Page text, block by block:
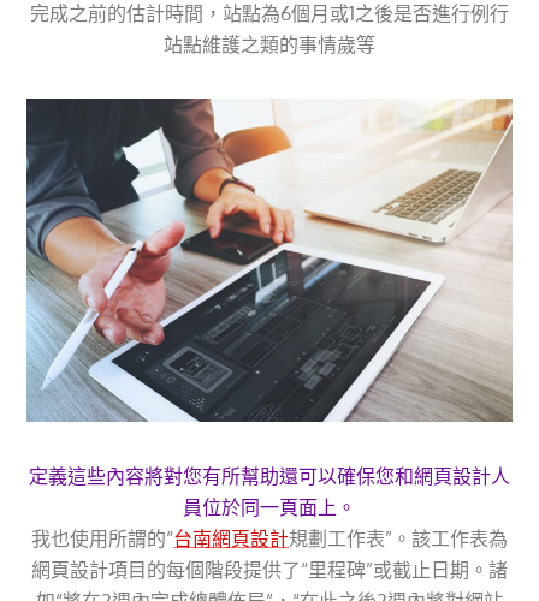
完成之前的估計時間，站點為6個月或1之後是否進行例行
站點維護之類的事情歲等
定義這些內容將對您有所幫助還可以確保您和網頁設計人
員位於同一頁面上。
我也使用所謂的“台南網頁設計規劃工作表”。該工作表為
網頁設計項目的每個階段提供了“里程碑”或截止日期。諸